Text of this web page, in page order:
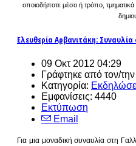
οποιοδήποτε μέσο ή τρόπο,
Ελευθερία Αρβανιτάκη:
09 Οκτ 2012 04:29
Γράφτηκε από τον/
Κατηγορία:
Εμφανίσεις: 4440
Εκτύπωση
Email
Για μια μοναδική συναυλία στη